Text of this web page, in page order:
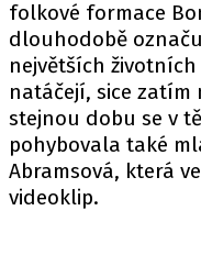
folkové formace
dlouhodobě
největších
natáčejí, sice zatím
stejnou dobu se v
pohybovala také
Abramsová, která
videoklip.